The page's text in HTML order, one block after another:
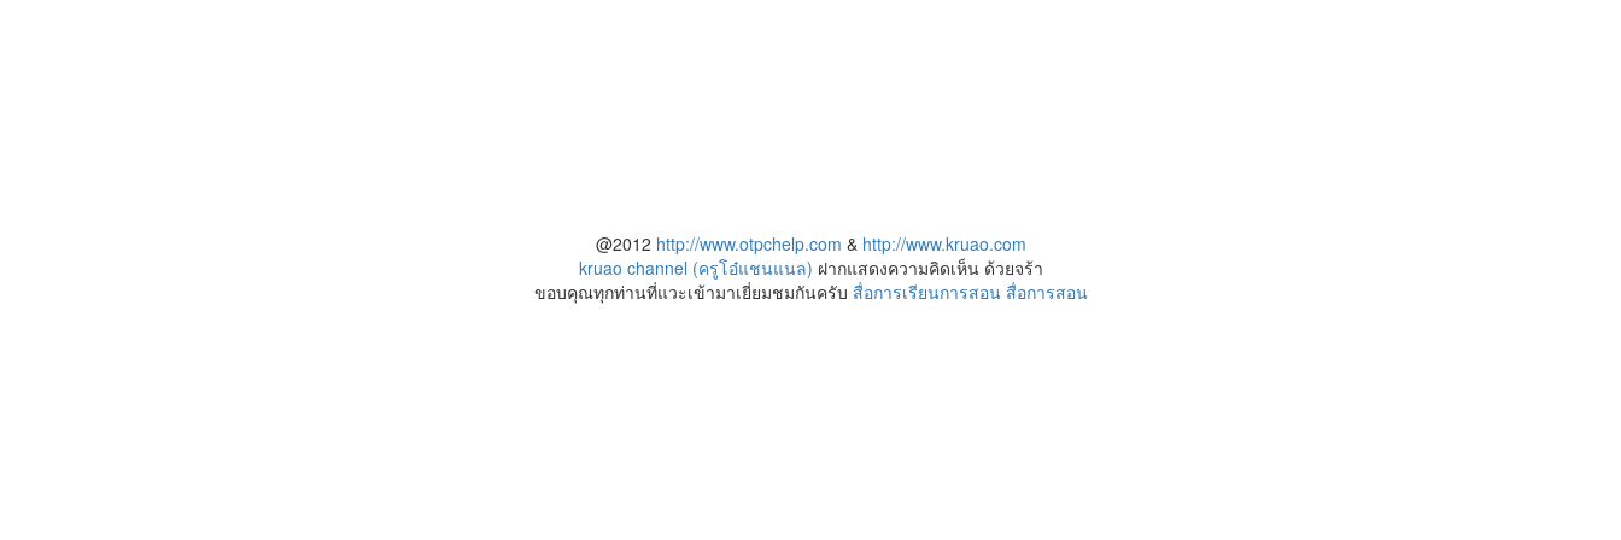
@2012 http://www.otpchelp.com & http://www.kruao.com
kruao channel (ครูโอ๋แชนแนล) ฝากแสดงความคิดเห็น ด้วยจร้า
ขอบคุณทุกท่านที่แวะเข้ามาเยี่ยมชมกันครับ สื่อการเรียนการสอน สื่อการสอน